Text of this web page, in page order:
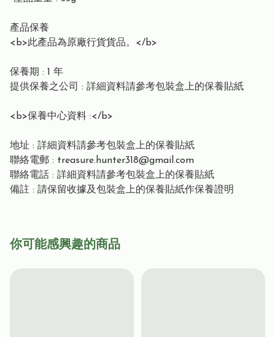
產品保養
<b>此產品為原廠行貨貨品。</b>
保養期 : 1 年
提供保養之公司 : 詳細資料請參考包裝盒上的保養貼紙
<b>保養中心資料 :</b>
地址 : 詳細資料請參考包裝盒上的保養貼紙
聯絡電郵 : treasure.hunter318@gmail.com
聯絡電話 : 詳細資料請參考包裝盒上的保養貼紙
備註 : 請保留收據及包裝盒上的保養貼紙作保養證明
你可能感興趣的商品